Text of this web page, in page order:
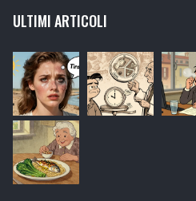
ULTIMI ARTICOLI